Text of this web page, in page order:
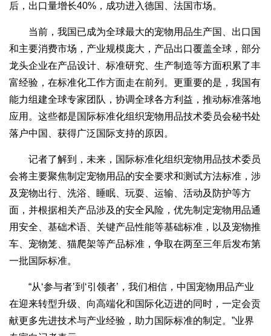
后，出口量增长40%，成功进入德国、法国市场。
当前，我国已成为全球最大的宠物用品生产国、出口国
和主要消费市场，产业规模庞大，产品出口覆盖全球，部分
龙头企业在产品设计、标准研究、生产制造等方面积累了丰
富经验，在标准化工作方面走在前列。更重要的是，我国有
能力组建全球专家团队，协调全球各方利益，推动标准落地
应用。这些都是国际标准化组织宠物用品技术委员会秘书处
落户中国、获得广泛国际支持的原因。
记者了解到，未来，国际标准化组织宠物用品技术委员
会将主要聚焦制定宠物用品的安全要求和测试方法标准，涉
及宠物出行、洗浴、睡眠、玩耍、运输、活动及防护等方
面，并根据相关产品涉及的安全风险，优先制定宠物用品通
用安全、基础术语、关键产品性能等基础标准，以及宠物推
车、宠物笼、猫爬架等产品标准，争取在两至三年后发布第
一批国际标准。
“从‘参与者’到‘引领者’，我们相信，中国宠物用品产业
在迎来转型升级、向高端化和国际化迈进的同时，一定会贡
献更多先进技术与产业经验，助力国际标准的制定。”业界